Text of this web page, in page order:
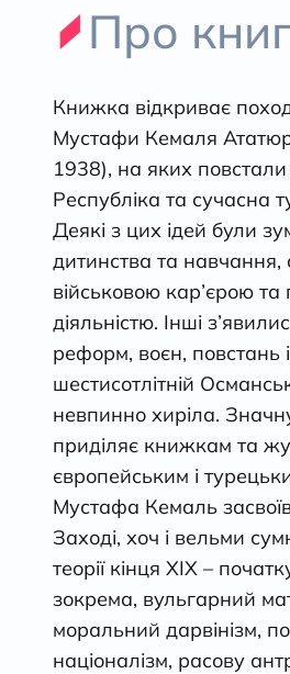
Про
Книжка відкриває
Мустафи Кемаля
1938), на яких
Республіка та сучасна
Деякі з цих ідей були
дитинства та навчання,
військовою кар’єрою та
діяльністю. Інші
реформ, воєн, повстань
шестисотлітній
невпинно хиріла.
приділяє книжкам та
європейським і
Мустафа Кемаль
Заході, хоч і вельми
теорії кінця ХІХ –
зокрема, вульгарний
моральний дарвінізм,
націоналізм, расову